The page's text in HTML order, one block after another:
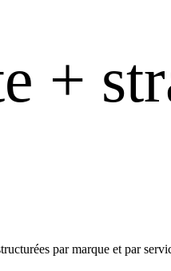
+
par marque et par